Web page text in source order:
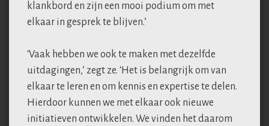
klankbord en zijn een mooi podium om met
elkaar in gesprek te blijven.’
‘Vaak hebben we ook te maken met dezelfde
uitdagingen,’ zegt ze. ‘Het is belangrijk om van
elkaar te leren en om kennis en expertise te delen.
Hierdoor kunnen we met elkaar ook nieuwe
initiatieven ontwikkelen. We vinden het daarom